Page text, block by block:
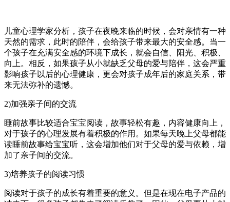
儿童心理学家分析，孩子在夜晚来临的时候，会对亲情有一种
天然的需求，此时的陪伴，会给孩子带来最大的安全感。当一
个孩子在充满安全感的环境下成长，就会自信、阳光、积极、
向上。相反，如果孩子从小就缺乏父母的爱与陪伴，这会严重
影响孩子以后的心理健康，更会对孩子成年后的家庭关系，带
来无法弥补的遗憾。
2)加强亲子间的交流
睡前故事比较适合宝宝阅读，故事轻松有趣，内容健康向上，
对于孩子的心理发展有着积极的作用。如果每天晚上父母都能
读睡前故事给宝宝听，这会增加他们对于父母的爱与依赖，增
加了亲子间的交流。
3)培养孩子的阅读习惯
阅读对于孩子的成长有着重要的意义。但是在现在电子产品的